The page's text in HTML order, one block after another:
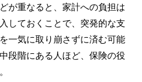
が重なると、家計への負担は
しておくことで、突発的な支
一気に取り崩さずに済む可能
段階にある人ほど、保険の役